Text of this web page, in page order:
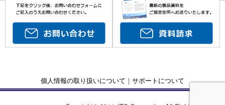
個人情報の取り扱いについて ｜ サポートについて